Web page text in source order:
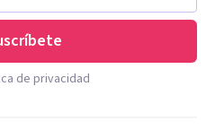
de privacidad